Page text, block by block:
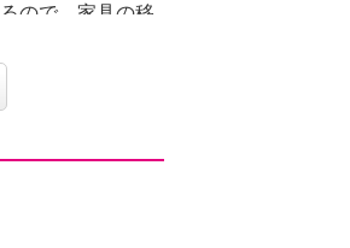
ので、家具の移
す。
おすすめです。